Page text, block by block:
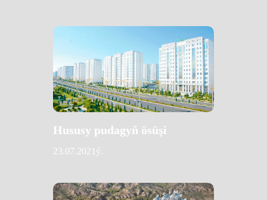
Hususy pudagyň ösüşi
23.07.2021ý.